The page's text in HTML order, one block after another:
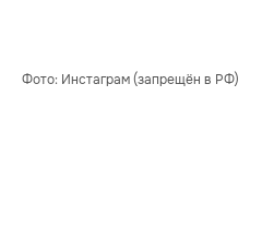
Фото: Инстаграм (запрещён в РФ)